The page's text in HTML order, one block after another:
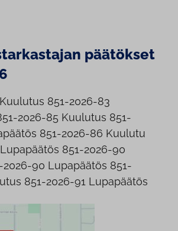
päätökset
851-2026-83
2026-85 Kuulutus 851-
851-2026-86 Kuulutu
851-2026-90
90 Lupapäätös 851-
851-2026-91 Lupapäätös